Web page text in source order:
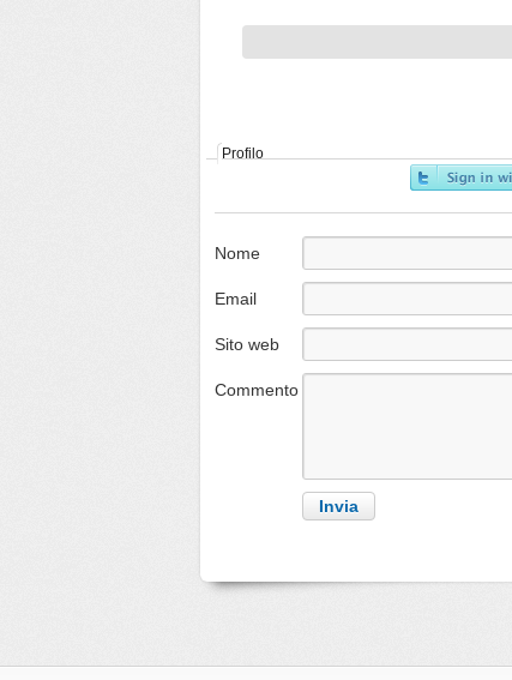
Profilo
Nome
Email
Sito web
Commento